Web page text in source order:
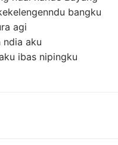
bangku
agi
ndia aku
ibas nipingku